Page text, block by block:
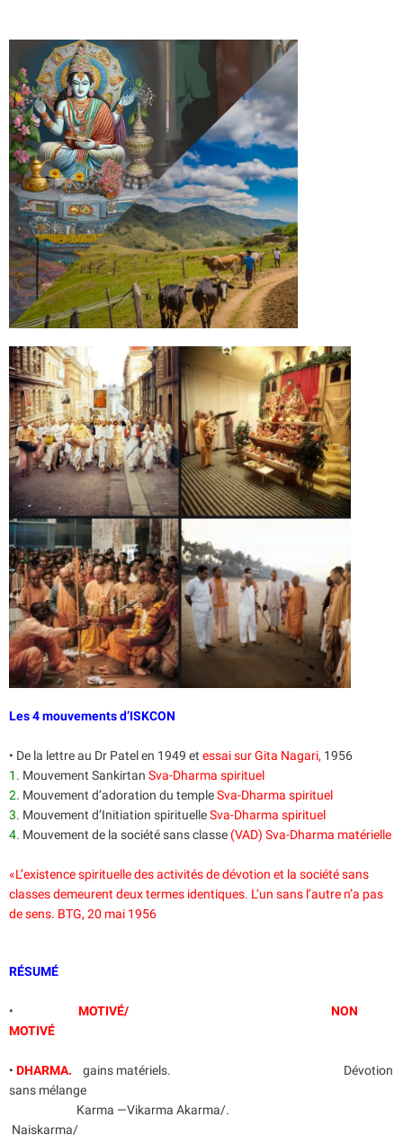
Les 4 mouvements d’ISKCON
• De la lettre au Dr Patel en 1949 et essai sur Gita Nagari, 1956
1. Mouvement Sankirtan Sva-Dharma spirituel
2. Mouvement d’adoration du templeSva-Dharma spirituel
3. Mouvement d’Initiation spirituelleSva-Dharma spirituel
4. Mouvement de la société sans classe (VAD) Sva-Dharma matérielle
«L’existence spirituelle des activités de dévotion et la société sans
classes demeurent deux termes identiques. L’un sans l’autre n’a pas
de sens. BTG, 20 mai 1956
RÉSUMÉ
• MOTIVÉ/ NON
MOTIVÉ
• DHARMA.
gains matériels. Dévotion
sans mélange
Karma —Vikarma Akarma/.
Naiskarma/